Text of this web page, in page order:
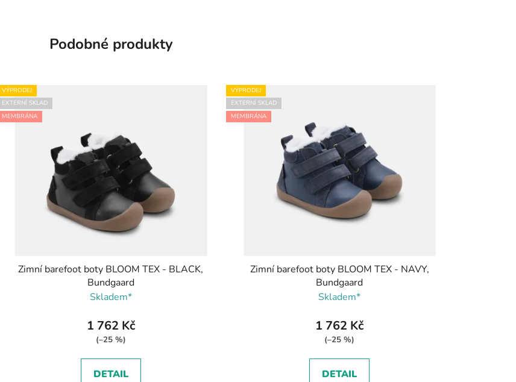
Podobné produkty
VÝPRODEJ
EXTERNÍ SKLAD
MEMBRÁNA
Zimní barefoot boty BLOOM TEX - BLACK,
Bundgaard
Skladem*
1 762 Kč
(–25 %)
DETAIL
VÝPRODEJ
EXTERNÍ SKLAD
MEMBRÁNA
Zimní barefoot boty BLOOM TEX - NAVY,
Bundgaard
Skladem*
1 762 Kč
(–25 %)
DETAIL